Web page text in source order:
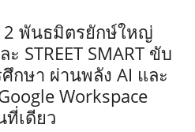
2 พันธมิตรยักษ์ใหญ่
STREET SMART ขับ
กษา ผ่านพลัง AI และ
Workspace
ที่เดียว